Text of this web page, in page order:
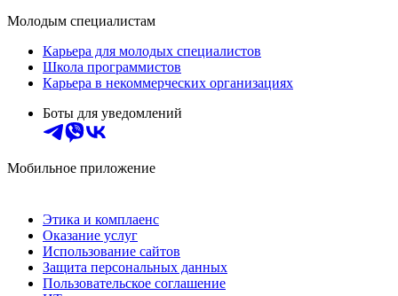
Молодым специалистам
Карьера для молодых специалистов
Школа программистов
Карьера в некоммерческих организациях
Боты для уведомлений
Мобильное приложение
Этика и комплаенс
Оказание услуг
Использование сайтов
Защита персональных данных
Пользовательское соглашение